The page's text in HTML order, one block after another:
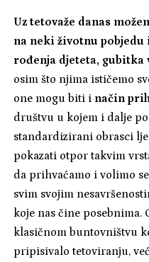
Uz tetovaže danas
na neki životnu
rođenja djeteta, gubitka
osim što njima ističemo
one mogu biti i način
društvu u kojem i dalje
standardizirani obrasci
pokazati otpor takvim
da prihvaćamo i volimo
svim svojim
koje nas čine posebnima.
klasičnom buntovništvu
pripisivalo tetoviranju,